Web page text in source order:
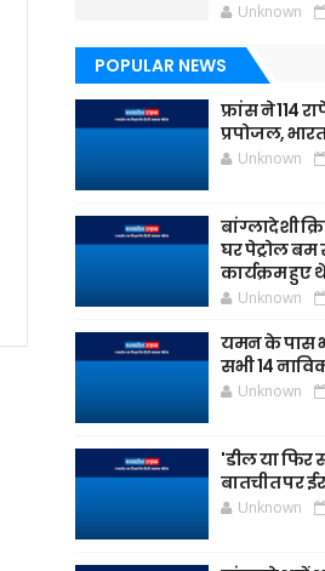
Unknown
POPULAR NEWS
फ्रांस ने 114
प्रपोजल,
Unknown
बांग्लादेशी
घर पेट्रोल
कार्यक्रम हुए
Unknown
यमन के पास
सभी 14
Unknown
'डील या फिर
बातचीत पर
Unknown